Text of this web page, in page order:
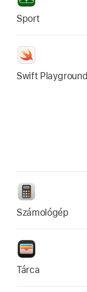
Sport
Swift Playground
Számológép
Tárca